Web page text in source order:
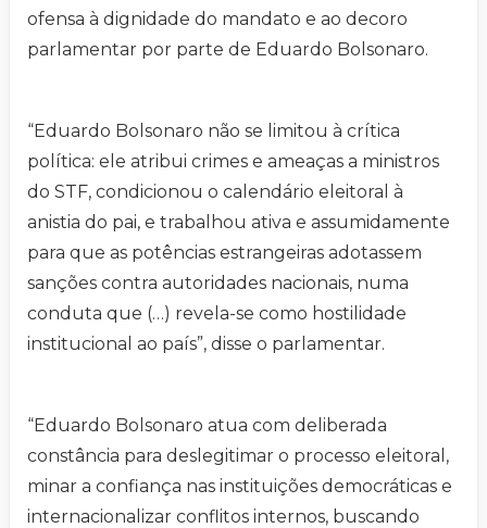
ofensa à dignidade do mandato e ao decoro
parlamentar por parte de Eduardo Bolsonaro.
“Eduardo Bolsonaro não se limitou à crítica
política: ele atribui crimes e ameaças a ministros
do STF, condicionou o calendário eleitoral à
anistia do pai, e trabalhou ativa e assumidamente
para que as potências estrangeiras adotassem
sanções contra autoridades nacionais, numa
conduta que (…) revela-se como hostilidade
institucional ao país”, disse o parlamentar.
“Eduardo Bolsonaro atua com deliberada
constância para deslegitimar o processo eleitoral,
minar a confiança nas instituições democráticas e
internacionalizar conflitos internos, buscando